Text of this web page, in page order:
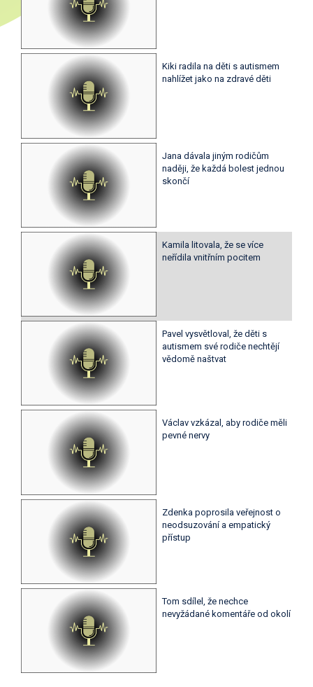
Kiki radila na děti s autismem
nahlížet jako na zdravé děti
Jana dávala jiným rodičům
naději, že každá bolest jednou
skončí
Kamila litovala, že se více
neřídila vnitřním pocitem
Pavel vysvětloval, že děti s
autismem své rodiče nechtějí
vědomě naštvat
Václav vzkázal, aby rodiče měli
pevné nervy
Zdenka poprosila veřejnost o
neodsuzování a empatický
přístup
Tom sdílel, že nechce
nevyžádané komentáře od okolí